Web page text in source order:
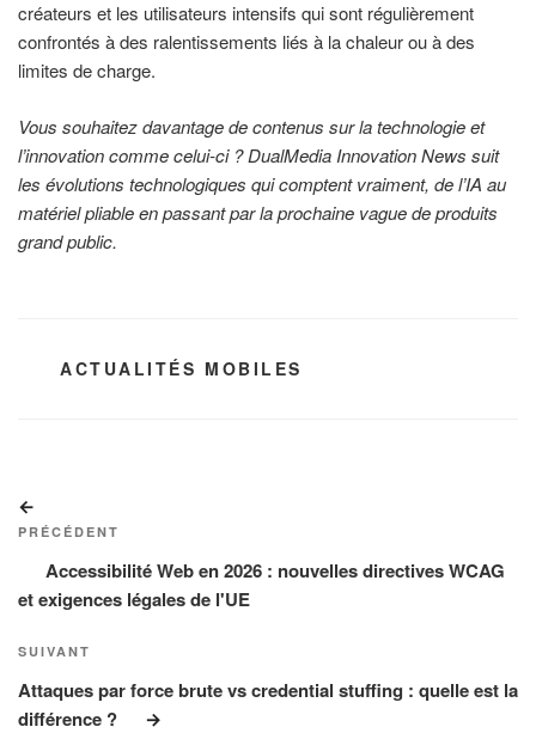
créateurs et les utilisateurs intensifs qui sont régulièrement
confrontés à des ralentissements liés à la chaleur ou à des
limites de charge.
Vous souhaitez davantage de contenus sur la technologie et
l’innovation comme celui-ci ? DualMedia Innovation News suit
les évolutions technologiques qui comptent vraiment, de l’IA au
matériel pliable en passant par la prochaine vague de produits
grand public.
CATÉGORIES
ACTUALITÉS MOBILES
de
l’article
précédent
PRÉCÉDENT
Accessibilité Web en 2026 : nouvelles directives WCAG
et exigences légales de l'UE
Article
suivant
SUIVANT
Attaques par force brute vs credential stuffing : quelle est la
différence ?